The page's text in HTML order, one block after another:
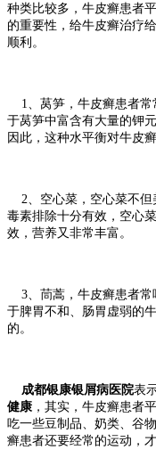
种类比较多，牛皮癣患者
的重要性，给牛皮癣治疗
顺利。
1、莴笋，牛皮癣患者常
于莴笋中富含有大量的钾
因此，这种水平衡对牛皮
2、空心菜，空心菜不但
毒素排除十分有效，空心
效，营养又非常丰富。
3、茼蒿，牛皮癣患者常
于脾胃不和、肠胃虚弱的
的。
成都银康银屑病医院表
健康 ，其实，牛皮癣患者
吃一些豆制品、奶类、谷
癣患者还要经常的运动，